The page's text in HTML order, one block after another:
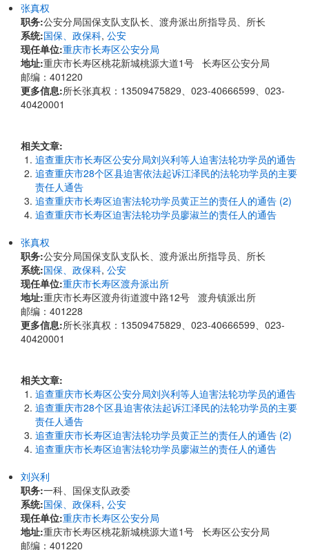
张真权
职务:公安分局国保支队支队长、渡舟派出所指导员、所长
系统:国保、政保科, 公安
现任单位:重庆市长寿区公安分局
地址:重庆市长寿区桃花新城桃源大道1号 长寿区公安分局
邮编：401220
更多信息:所长张真权：13509475829、023-40666599、023-
40420001
相关文章:
追查重庆市长寿区公安分局刘兴利等人迫害法轮功学员的通告
追查重庆市28个区县迫害依法起诉江泽民的法轮功学员的主要
责任人通告
追查重庆市长寿区迫害法轮功学员黄正兰的责任人的通告 (2)
追查重庆市长寿区迫害法轮功学员廖淑兰的责任人的通告
张真权
职务:公安分局国保支队支队长、渡舟派出所指导员、所长
系统:国保、政保科, 公安
现任单位:重庆市长寿区渡舟派出所
地址:重庆市长寿区渡舟街道渡中路12号 渡舟镇派出所
邮编：401228
更多信息:所长张真权：13509475829、023-40666599、023-
40420001
相关文章:
追查重庆市长寿区公安分局刘兴利等人迫害法轮功学员的通告
追查重庆市28个区县迫害依法起诉江泽民的法轮功学员的主要
责任人通告
追查重庆市长寿区迫害法轮功学员黄正兰的责任人的通告 (2)
追查重庆市长寿区迫害法轮功学员廖淑兰的责任人的通告
刘兴利
职务:一科、国保支队政委
系统:国保、政保科, 公安
现任单位:重庆市长寿区公安分局
地址:重庆市长寿区桃花新城桃源大道1号 长寿区公安分局
邮编：401220